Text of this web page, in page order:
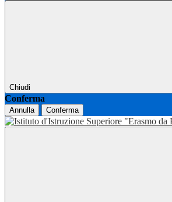
Chiudi
Conferma
Annulla Conferma